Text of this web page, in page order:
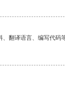
翻译语言、编写代码等